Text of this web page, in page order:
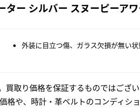
ー シルバー スヌーピーア
外装に目立つ傷、ガラス欠損が無い
取り価格を保証するものではござい
や、時計・革ベルトのコンディシ